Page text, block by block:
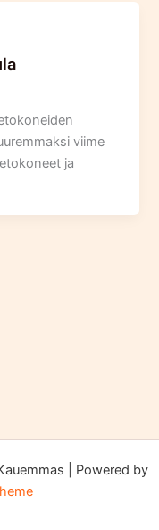
viime
ja
| Powered by